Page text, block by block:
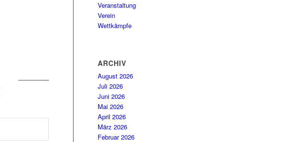
Veranstaltung
Verein
Wettkämpfe
ARCHIV
August 2026
Juli 2026
Juni 2026
Mai 2026
April 2026
März 2026
Februar 2026